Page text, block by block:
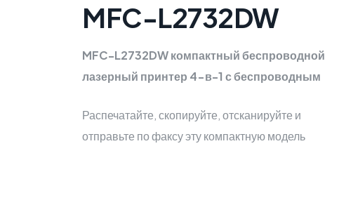
MFC-L2732DW
MFC-L2732DW компактный беспроводной
лазерный принтер 4-в-1 с беспроводным
Распечатайте, скопируйте, отсканируйте и
отправьте по факсу эту компактную модель